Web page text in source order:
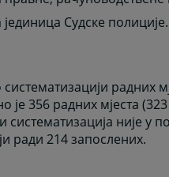
Судске полиције.
радних
је 356 радних мјеста
систематизација није у
ради 214 запослених.